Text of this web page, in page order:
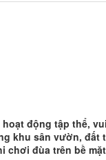
động tập thể,
khu sân vườn,
đùa trên bề